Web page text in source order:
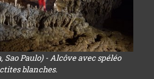
Paulo) - Alcôve avec spéléo
blanches.